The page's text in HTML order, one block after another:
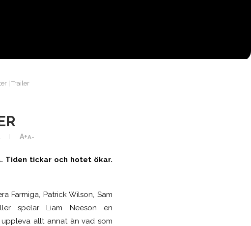
| Trailer
A+A-
Tiden tickar och hotet ökar.
Farmiga, Patrick Wilson, Sam
spelar Liam Neeson en
allt annat än vad som